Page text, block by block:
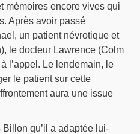
mémoires encore vives qui
Après avoir passé
un patient névrotique et
le docteur Lawrence (Colm
l’appel. Le lendemain, le
le patient sur cette
aura une issue
qu’il a adaptée lui-